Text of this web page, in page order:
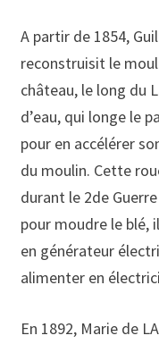
A partir de 1854,
reconstruisit le
château, le long du
d’eau, qui longe le
pour en accélérer
du moulin. Cette
durant le 2de
pour moudre le
en générateur
alimenter en
En 1892, Marie de